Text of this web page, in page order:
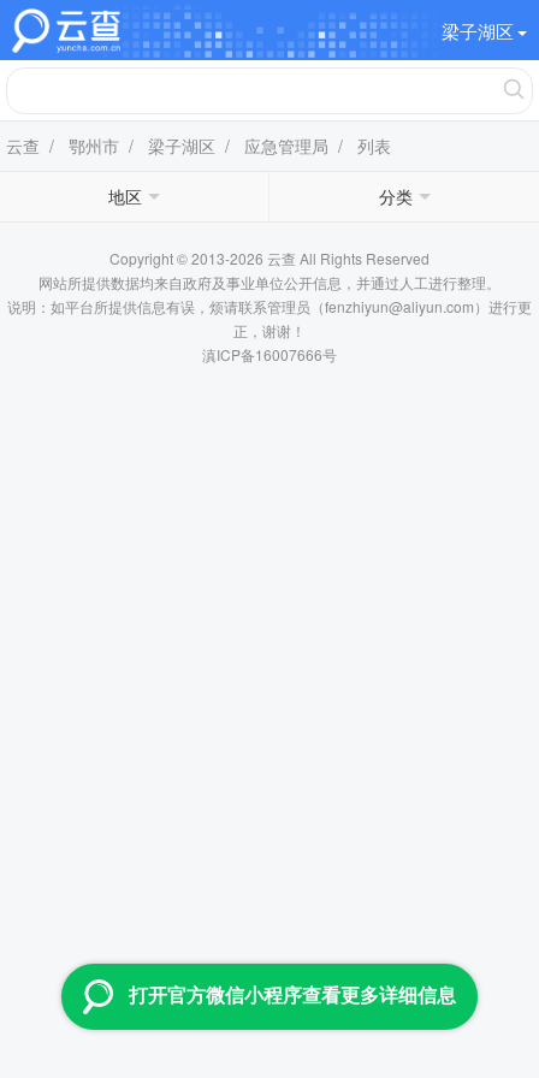
梁子湖区
云查 / 鄂州市 / 梁子湖区 / 应急管理局 / 列表
地区 分类
Copyright © 2013-2026 云查 All Rights Reserved
网站所提供数据均来自政府及事业单位公开信息，并通过人工进行整理。
说明：如平台所提供信息有误，烦请联系管理员（fenzhiyun@aliyun.com）进行更
正，谢谢！
滇ICP备16007666号
打开官方微信小程序查看更多详细信息